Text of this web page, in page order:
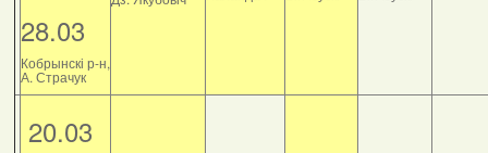
28.03
Кобрынскі р-н,
А. Страчук
20.03